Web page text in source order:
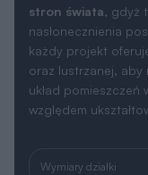
stron świata, gdyż
nasłonecznienia
każdy projekt
oraz lustrzanej, aby
układ pomieszczeń
względem
Wymiary działki